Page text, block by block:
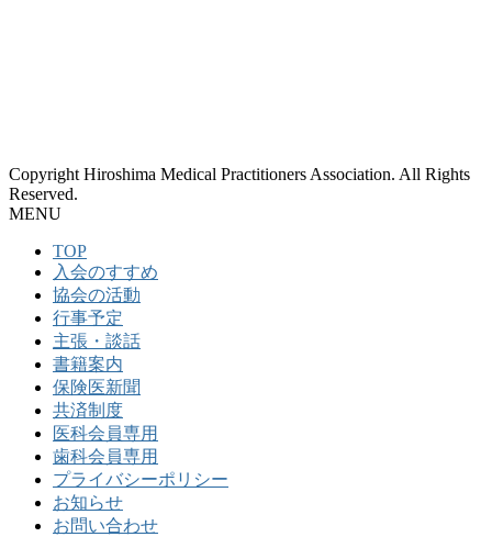
Copyright Hiroshima Medical Practitioners Association. All Rights
Reserved.
MENU
TOP
入会のすすめ
協会の活動
行事予定
主張・談話
書籍案内
保険医新聞
共済制度
医科会員専用
歯科会員専用
プライバシーポリシー
お知らせ
お問い合わせ